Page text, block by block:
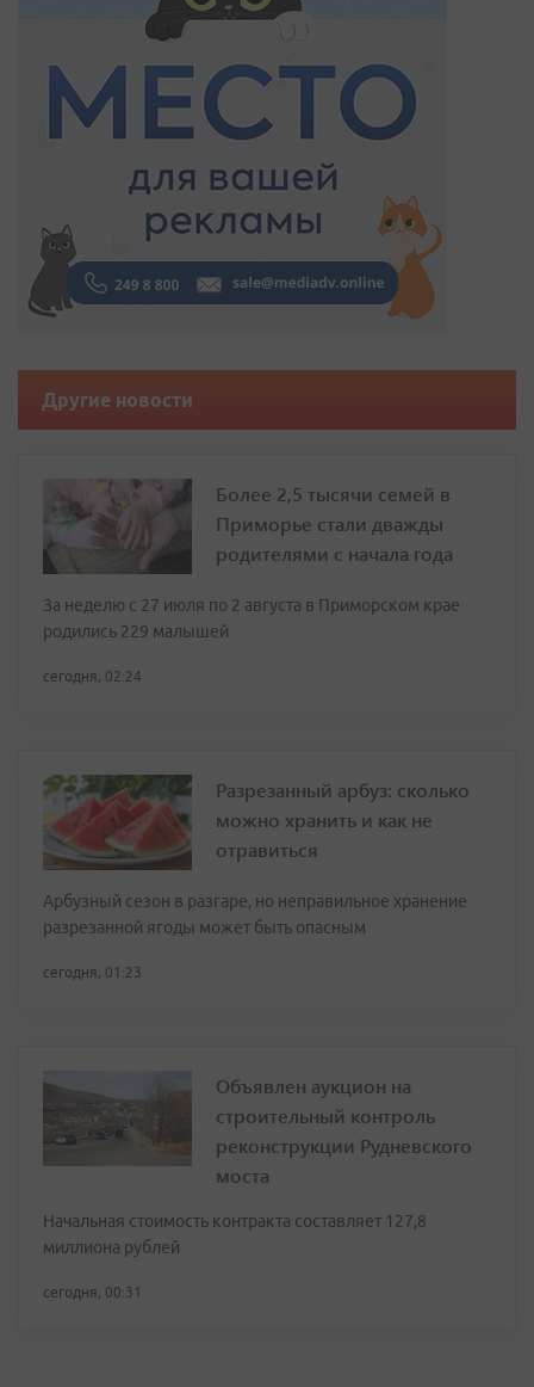
Другие новости
Более 2,5 тысячи семей в
Приморье стали дважды
родителями с начала года
За неделю с 27 июля по 2 августа в Приморском крае
родились 229 малышей
сегодня, 02:24
Разрезанный арбуз: сколько
можно хранить и как не
отравиться
Арбузный сезон в разгаре, но неправильное хранение
разрезанной ягоды может быть опасным
сегодня, 01:23
Объявлен аукцион на
строительный контроль
реконструкции Рудневского
моста
Начальная стоимость контракта составляет 127,8
миллиона рублей
сегодня, 00:31